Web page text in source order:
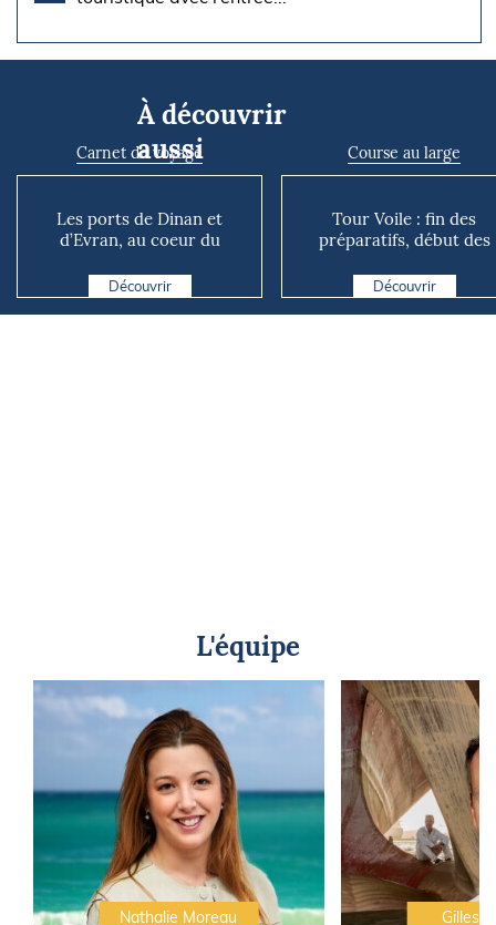
À découvrir
aussi
Carnet de voyage
Les ports de Dinan et
d’Evran, au coeur du
Découvrir
Course au large
Tour Voile : fin des
préparatifs, début des
Découvrir
L'équipe
Nathalie Moreau Gilles